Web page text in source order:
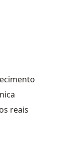
reais